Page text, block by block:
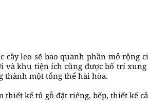
cây leo sẽ bao quanh phần mở
và khu tiện ích cũng được bố trí
thành một tổng thể hài hòa.
thiết kế tủ gỗ đặt riêng, bếp, thiết kế